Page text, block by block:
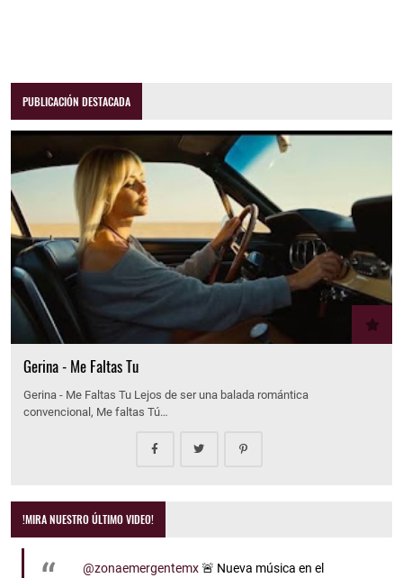
PUBLICACIÓN DESTACADA
Gerina - Me Faltas Tu
Gerina - Me Faltas Tu Lejos de ser una balada romántica
convencional, Me faltas Tú…
!MIRA NUESTRO ÚLTIMO VIDEO!
@zonaemergentemx🚨 Nueva música en el